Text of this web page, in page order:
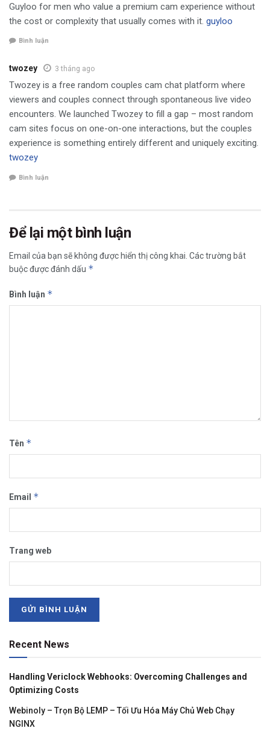
Guyloo for men who value a premium cam experience without
the cost or complexity that usually comes with it. guyloo
Bình luận
twozey 3 tháng ago
Twozey is a free random couples cam chat platform where
viewers and couples connect through spontaneous live video
encounters. We launched Twozey to fill a gap – most random
cam sites focus on one-on-one interactions, but the couples
experience is something entirely different and uniquely exciting.
twozey
Bình luận
Để lại một bình luận
Email của bạn sẽ không được hiển thị công khai. Các trường bắt
buộc được đánh dấu *
Bình luận *
Tên *
Email *
Trang web
Recent News
Handling Vericlock Webhooks: Overcoming Challenges and
Optimizing Costs
Webinoly – Trọn Bộ LEMP – Tối Ưu Hóa Máy Chủ Web Chạy
NGINX